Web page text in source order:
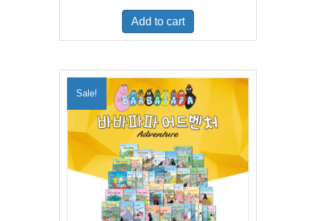
was:
$500.00.
is:
Add to cart
Sale!